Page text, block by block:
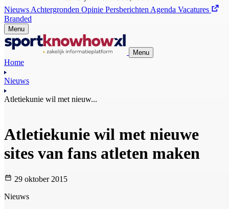
Nieuws Achtergronden Opinie Persberichten Agenda Vacatures
Branded
Menu
Menu
Home
Nieuws
Atletiekunie wil met nieuw...
Atletiekunie wil met nieuwe
sites van fans atleten maken
29 oktober 2015
Nieuws